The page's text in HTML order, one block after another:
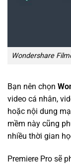
Wondershare
Bạn nên chọn
video cá nhân,
hoặc nội dung
mềm này cũng
nhiều thời gian
Premiere Pro sẽ